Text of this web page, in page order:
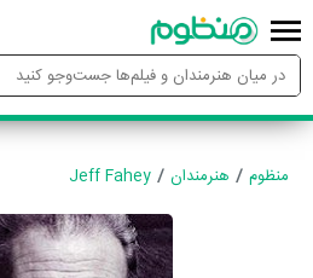
منظوم هنرمندان Jeff Fahey